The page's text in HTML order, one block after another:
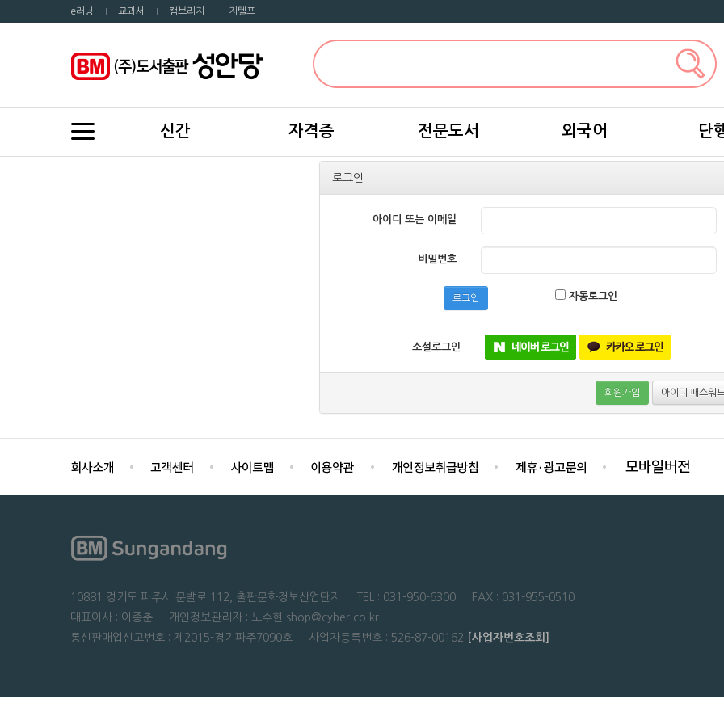
e러닝 교과서 캠브리지 지텔프
신간 자격증 전문도서 외국어 단
로그인
아이디 또는 이메일
비밀번호
로그인 자동로그인
소셜로그인
회원가입 아이디 패스워
10881 경기도 파주시 문발로 112, 출판문화정보산업단지 TEL : 031-950-6300 FAX : 031-955-0510
대표이사 : 이종춘 개인정보관리자 : 노수현 shop@cyber.co.kr
통신판매업신고번호 : 제2015-경기파주7090호 사업자등록번호 : 526-87-00162
[사업자번호조회]